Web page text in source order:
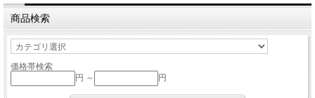
商品検索
価格帯検索
円 ～
円